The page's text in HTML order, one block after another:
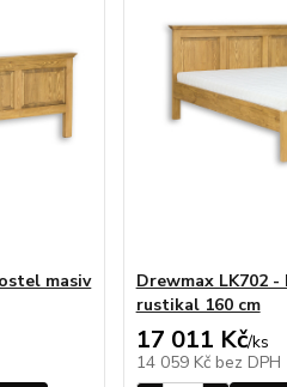
masiv
Drewmax LK702
rustikal 160 cm
17 011 Kč/ks
14 059 Kč bez DPH